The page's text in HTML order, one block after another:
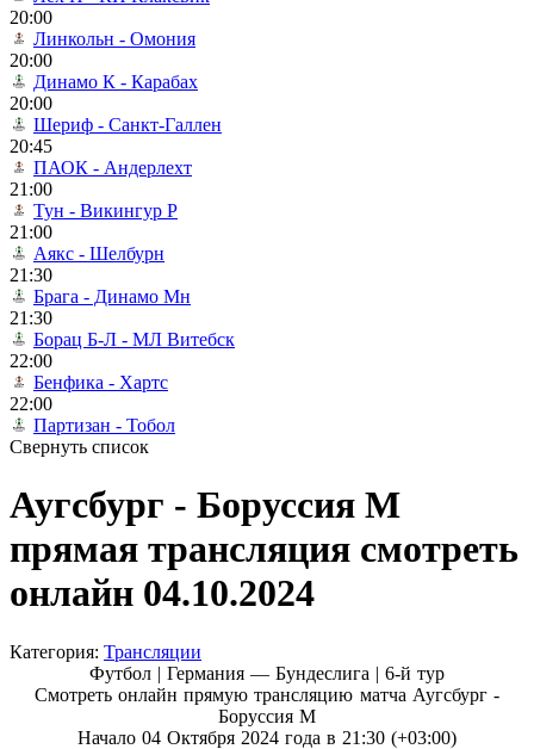
20:00
Линкольн - Омония
20:00
Динамо К - Карабах
20:00
Шериф - Санкт-Галлен
20:45
ПАОК - Андерлехт
21:00
Тун - Викингур Р
21:00
Аякс - Шелбурн
21:30
Брага - Динамо Мн
21:30
Борац Б-Л - МЛ Витебск
22:00
Бенфика - Хартс
22:00
Партизан - Тобол
Свернуть список
Аугсбург - Боруссия М
прямая трансляция смотреть
онлайн 04.10.2024
Категория: Трансляции
Футбол | Германия — Бундеслига |6-й тур
Смотреть онлайн прямую трансляцию матча Аугсбург -
Боруссия М
Начало 04 Октября 2024 года в 21:30 (+03:00)